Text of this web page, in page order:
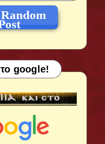
google!